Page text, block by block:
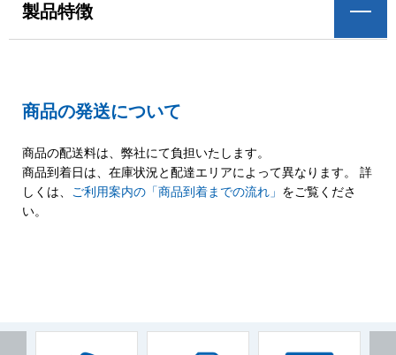
製品特徴
商品の発送について
商品の配送料は、弊社にて負担いたします。
商品到着日は、在庫状況と配達エリアによって異なります。 詳
しくは、
ご利用案内の「商品到着までの流れ」 をご覧くださ
い。